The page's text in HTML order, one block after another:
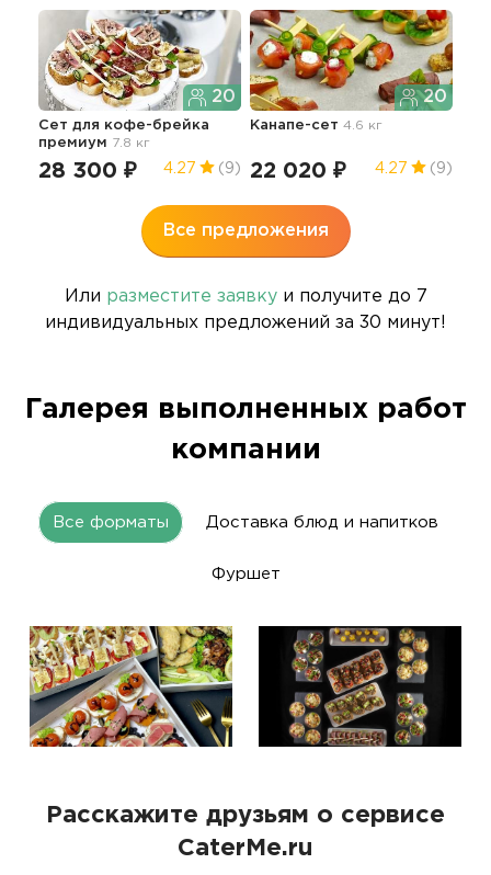
20
Сет для кофе-брейка
премиум 7.8 кг
28 300 ₽ 4.27 (9)
20
Канапе-сет 4.6 кг
22 020 ₽ 4.27 (9)
Все предложения
Или разместите заявкуи получите до 7
индивидуальных предложений за 30 минут!
Галерея выполненных работ
компании
Все форматы Доставка блюд и напитков
Фуршет
Расскажите друзьям о сервисе
CaterMe.ru